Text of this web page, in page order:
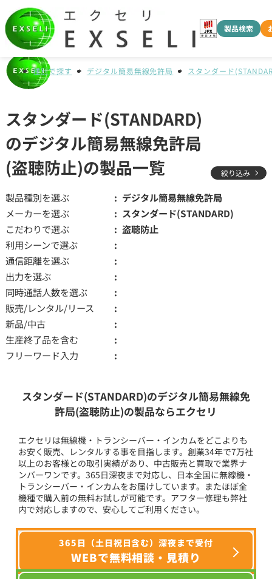
製品検索
種別で探す デジタル簡易無線免許局 スタンダード
スタンダード(STANDARD)
のデジタル簡易無線免許局
(盗聴防止)の製品一覧
絞り込み
製品種別を選ぶ
デジタル簡易無線免許局
メーカーを選ぶ
スタンダード(STANDARD)
こだわりで選ぶ
盗聴防止
利用シーンで選ぶ
通信距離を選ぶ
出力を選ぶ
同時通話人数を選ぶ
販売/レンタル/リース
新品/中古
生産終了品を含む
フリーワード入力
スタンダード(STANDARD)のデジタル簡易無線免
許局(盗聴防止)の製品ならエクセリ
エクセリは無線機・トランシーバー・インカムをどこよりも
お安く販売、レンタルする事を目指します。創業34年で7万社
以上のお客様との取引実績があり、中古販売と買取で業界ナ
ンバーワンです。365日深夜まで対応し、日本全国に無線機・
トランシーバー・インカムをお届けしています。またほぼ全
機種で購入前の無料お試しが可能です。アフター修理も弊社
内で対応しますので、安心してご利用ください。
365日（土日祝日含む）深夜まで受付
WEBで無料相談・見積り